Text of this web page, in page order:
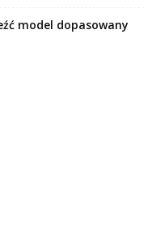
model dopasowany